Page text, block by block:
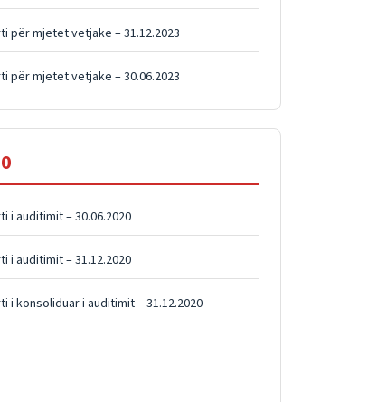
për mjetet vetjake – 31.12.2023
për mjetet vetjake – 30.06.2023
i auditimit – 30.06.2020
i auditimit – 31.12.2020
i konsoliduar i auditimit – 31.12.2020